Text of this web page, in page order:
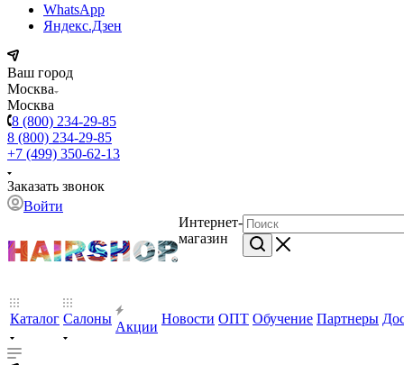
WhatsApp
Яндекс.Дзен
Ваш город
Москва
Москва
8 (800) 234-29-85
8 (800) 234-29-85
+7 (499) 350-62-13
Заказать звонок
Войти
Интернет-
магазин
Каталог Салоны
Акции
Новости ОПТ Обучение Партнеры